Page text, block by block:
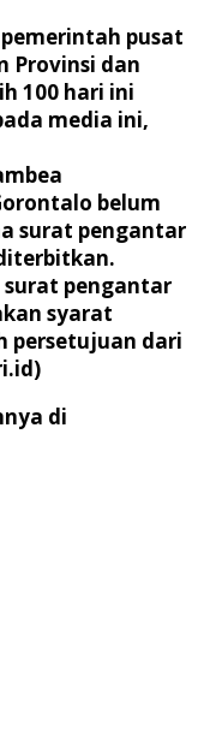
pusat
Provinsi dan
100 hari ini
media ini,
belum
surat pengantar
pengantar
syarat
persetujuan dari
di